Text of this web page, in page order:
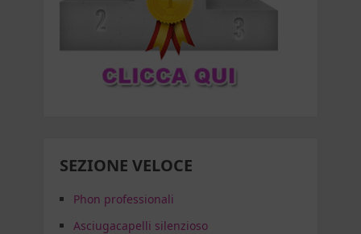
SEZIONE VELOCE
Phon professionali
Asciugacapelli silenzioso